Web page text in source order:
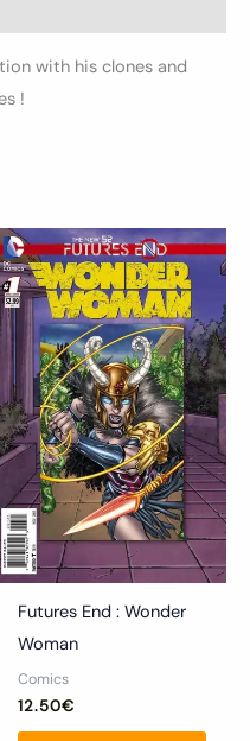
with his clones and
!
Futures End : Wonder
Woman
Comics
12.50€
Ce
Les
être
sur